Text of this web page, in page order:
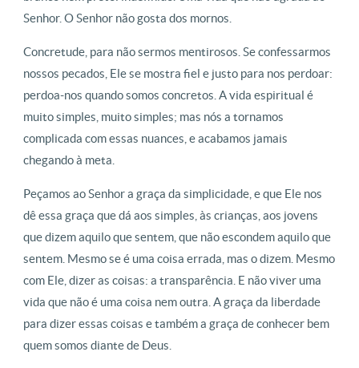
Senhor. O Senhor não gosta dos mornos.
Concretude, para não sermos mentirosos. Se confessarmos
nossos pecados, Ele se mostra fiel e justo para nos perdoar:
perdoa-nos quando somos concretos. A vida espiritual é
muito simples, muito simples; mas nós a tornamos
complicada com essas nuances, e acabamos jamais
chegando à meta.
Peçamos ao Senhor a graça da simplicidade, e que Ele nos
dê essa graça que dá aos simples, às crianças, aos jovens
que dizem aquilo que sentem, que não escondem aquilo que
sentem. Mesmo se é uma coisa errada, mas o dizem. Mesmo
com Ele, dizer as coisas: a transparência. E não viver uma
vida que não é uma coisa nem outra. A graça da liberdade
para dizer essas coisas e também a graça de conhecer bem
quem somos diante de Deus.